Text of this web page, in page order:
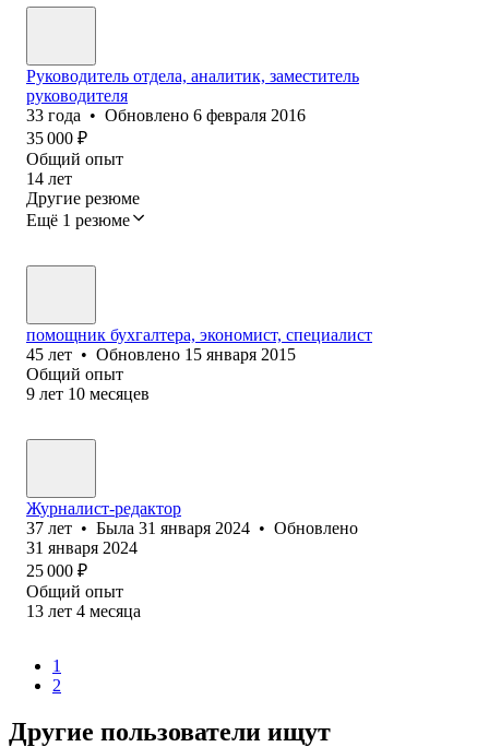
Руководитель отдела, аналитик, заместитель
руководителя
33 года • Обновлено 6 февраля 2016
35 000 ₽
Общий опыт
14 лет
Другие резюме
Ещё 1 резюме
помощник бухгалтера, экономист, специалист
45 лет • Обновлено 15 января 2015
Общий опыт
9 лет 10 месяцев
Журналист-редактор
37 лет • Была 31 января 2024 • Обновлено
31 января 2024
25 000 ₽
Общий опыт
13 лет 4 месяца
1
2
Другие пользователи ищут